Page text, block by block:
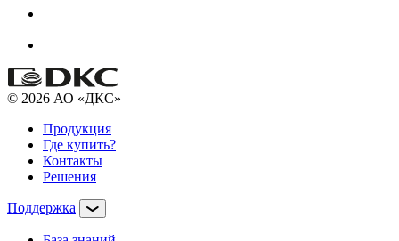
© 2026 АО «ДКС»
Продукция
Где купить?
Контакты
Решения
Поддержка